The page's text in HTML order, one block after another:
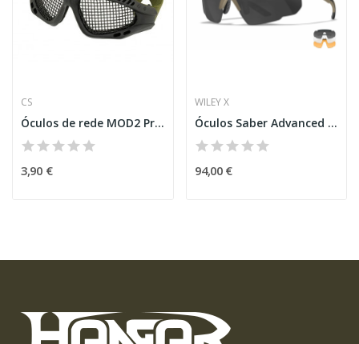
CS
Óculos de rede MOD2 Pretos
3,90 €
WILEY X
Óculos Saber Advanced TAN/3 Lentes [Wiley X]
94,00 €